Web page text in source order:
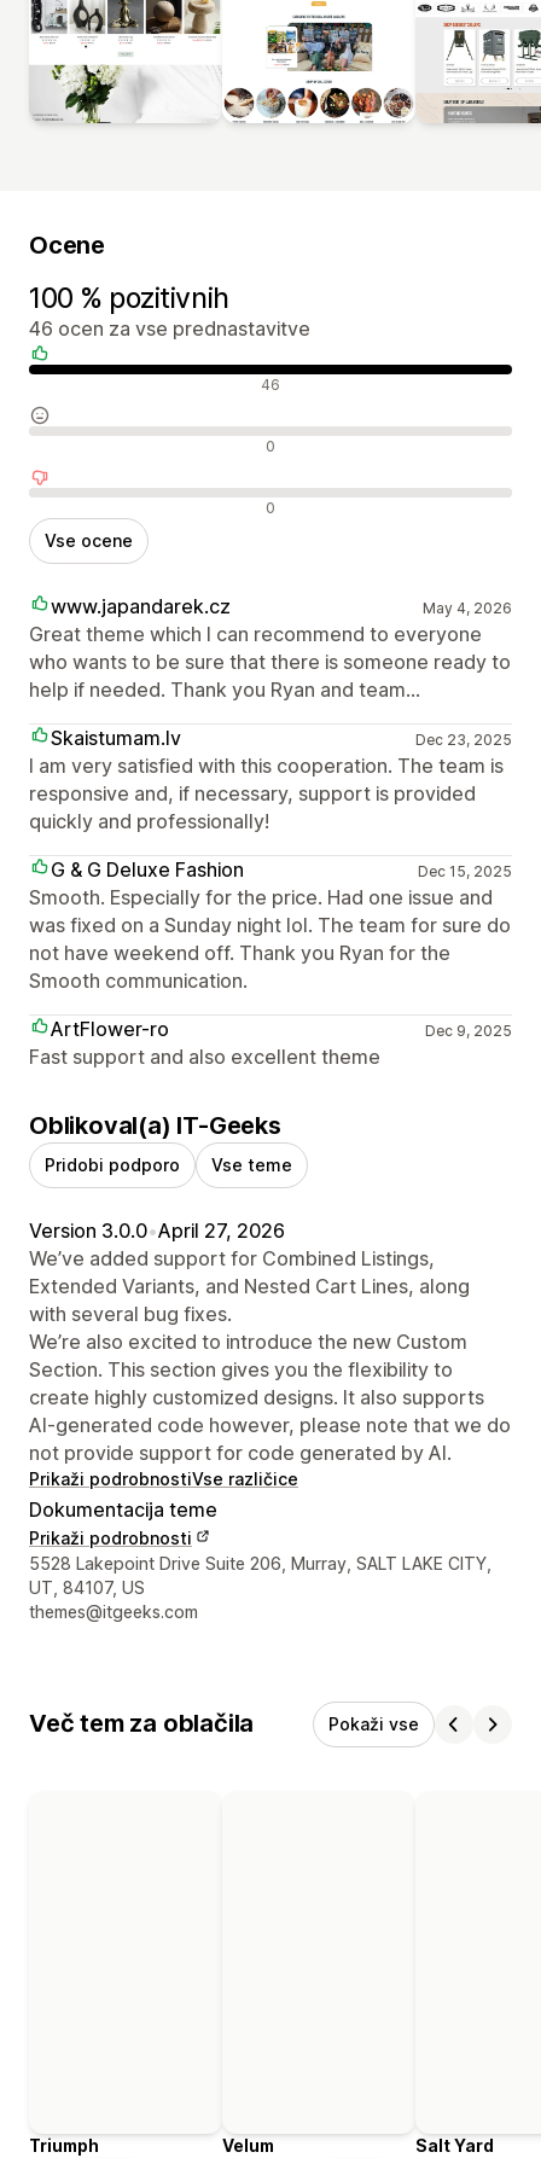
Ocene
100 % pozitivnih
46 ocen za vse prednastavitve
Pozitivne ocene 46
Nevtralne ocene 0
Negativne ocene 0
Vse ocene
www.japandarek.cz May 4, 2026
Great theme which I can recommend to everyone
who wants to be sure that there is someone ready to
help if needed. Thank you Ryan and team...
Skaistumam.lv
Dec 23, 2025
I am very satisfied with this cooperation. The team is
responsive and, if necessary, support is provided
quickly and professionally!
G & G Deluxe Fashion
Dec 15, 2025
Smooth. Especially for the price. Had one issue and
was fixed on a Sunday night lol. The team for sure do
not have weekend off. Thank you Ryan for the
Smooth communication.
ArtFlower-ro
Dec 9, 2025
Fast support and also excellent theme
Oblikoval(a) IT-Geeks
Pridobi podporo Vse teme
Version 3.0.0•April 27, 2026
We’ve added support for Combined Listings,
Extended Variants, and Nested Cart Lines, along
with several bug fixes.
We’re also excited to introduce the new Custom
Section. This section gives you the flexibility to
create highly customized designs. It also supports
AI-generated code however, please note that we do
not provide support for code generated by AI.
Prikaži podrobnostiVse različice
Dokumentacija teme
Prikaži podrobnosti
Podatki za stik z oblikovalcem
5528 Lakepoint Drive Suite 206, Murray, SALT LAKE CITY,
UT, 84107, US
themes@itgeeks.com
Več tem za oblačila Pokaži vse
Triumph
Velum
Salt Yard